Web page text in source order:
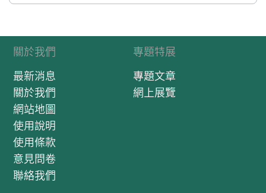
關於我們
最新消息
關於我們
網站地圖
使用說明
使用條款
意見問卷
聯絡我們
專題特展
專題文章
網上展覽